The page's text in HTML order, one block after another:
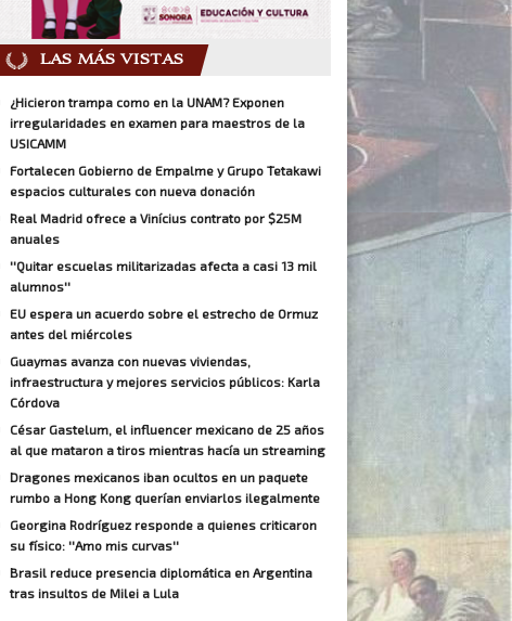
LAS MÁS VISTAS
¿Hicieron trampa como en la UNAM? Exponen
irregularidades en examen para maestros de la
USICAMM
Fortalecen Gobierno de Empalme y Grupo Tetakawi
espacios culturales con nueva donación
Real Madrid ofrece a Vinícius contrato por $25M
anuales
''Quitar escuelas militarizadas afecta a casi 13 mil
alumnos''
EU espera un acuerdo sobre el estrecho de Ormuz
antes del miércoles
Guaymas avanza con nuevas viviendas,
infraestructura y mejores servicios públicos: Karla
Córdova
César Gastelum, el influencer mexicano de 25 años
al que mataron a tiros mientras hacía un streaming
Dragones mexicanos iban ocultos en un paquete
rumbo a Hong Kong querían enviarlos ilegalmente
Georgina Rodríguez responde a quienes criticaron
su físico: ''Amo mis curvas''
Brasil reduce presencia diplomática en Argentina
tras insultos de Milei a Lula